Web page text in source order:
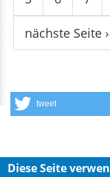
nächste Seite ›
tweet
Diese Seite